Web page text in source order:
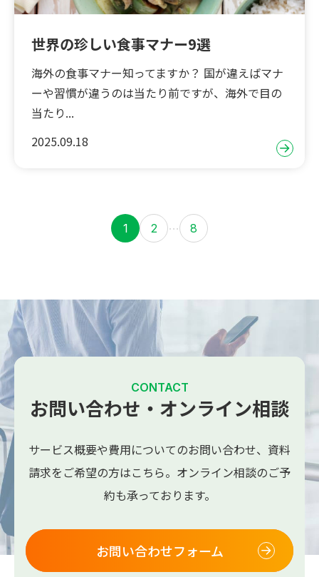
世界の珍しい食事マナー9選
海外の食事マナー知ってますか？ 国が違えばマナ
ーや習慣が違うのは当たり前ですが、海外で目の
当たり...
2025.09.18
1 2 … 8
CONTACT
お問い合わせ・オンライン相談
サービス概要や費用についてのお問い合わせ、 資料
請求をご希望の方はこちら。 オンライン相談のご予
約も承っております。
お問い合わせフォーム